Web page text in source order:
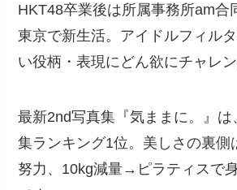
HKT48卒業後は所属事務所am合
東京で新生活。アイドルフィル
い役柄・表現にどん欲にチャレン
最新2nd写真集『気ままに。』
集ランキング1位。美しさの裏側
努力、10kg減量→ピラティスで